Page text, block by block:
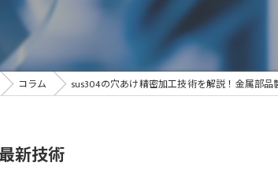
医療機器
コラム sus304の穴あけ精密加工技術を解説！金属部
新技術